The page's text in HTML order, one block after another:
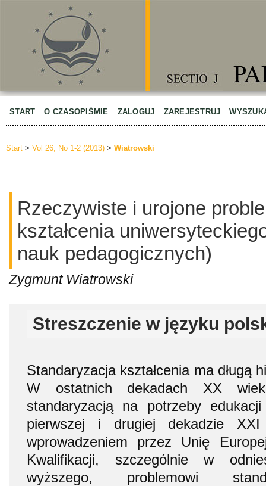
START O CZASOPIŚMIE ZALOGUJ ZAREJESTRUJ
Start > Vol 26, No 1-2 (2013) > Wiatrowski
Rzeczywiste i urojone
kształcenia
nauk pedagogicznych)
Zygmunt Wiatrowski
Streszczenie w języku
Standaryzacja kształcenia ma długą
W ostatnich dekadach XX
standaryzacją na potrzeby
pierwszej i drugiej dekadzie
wprowadzeniem przez Unię
Kwalifikacji, szczególnie w
wyższego, problemowi